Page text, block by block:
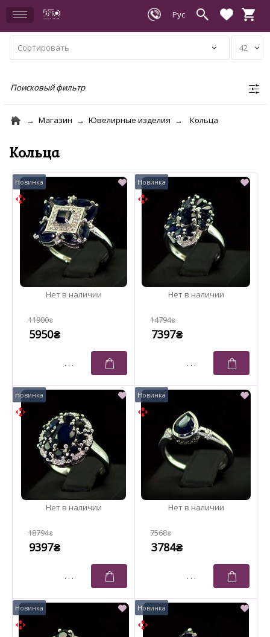
Поисковый фильтр
Магазин Ювелирные изделия Кольца
Кольца
11900₴
5950₴
14794₴
7397₴
18794₴
9397₴
7568₴
3784₴